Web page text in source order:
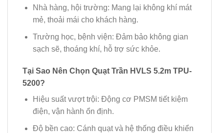
Nhà hàng, hội trường: Mang lại không khí mát
mẻ, thoải mái cho khách hàng.
Trường học, bệnh viện: Đảm bảo không gian
sạch sẽ, thoáng khí, hỗ trợ sức khỏe.
Tại Sao Nên Chọn Quạt Trần HVLS 5.2m TPU-
5200?
Hiệu suất vượt trội: Động cơ PMSM tiết kiệm
điện, vận hành ổn định.
Độ bền cao: Cánh quạt và hệ thống điều khiển